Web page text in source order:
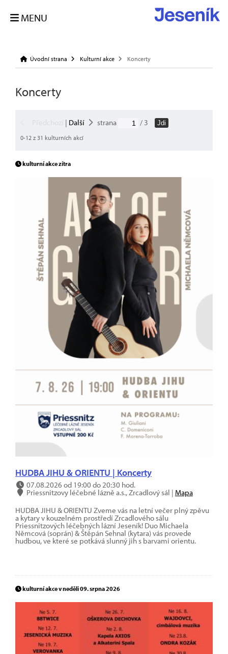
MENU
Úvodní strana Kulturní akce Koncerty
Koncerty
| Další strana / 3
Jdi
0-12 z 31 kulturních akcí
kulturní akce zítra
HUDBA JIHU & ORIENTU | Koncerty
07.08.2026 od 19:00 do 20:30 hod.
Priessnitzovy léčebné lázně a.s., Zrcadlový sál | Mapa
HUDBA JIHU & ORIENTU Zveme vás na letní večer plný zpěvu
a kytary v kouzelném prostředí Zrcadlového sálu
Priessnitzových léčebných lázní Jeseník! Duo Michaela
Němcová (soprán) & Štěpán Sehnal (kytara) vás provede
hudbou, ve které se potkává slunný jih s barvami orientu.
kulturní akce v neděli 09. srpna 2026